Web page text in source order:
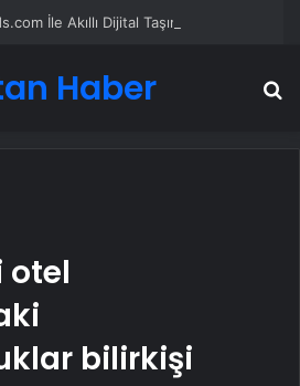
Haber
otel
bilirkişi